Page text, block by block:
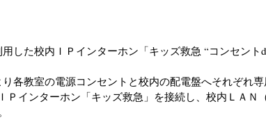
した校内ＩＰインターホン「キッズ救急 “コンセント
各教室の電源コンセントと校内の配電盤へそれぞれ
Ｐインターホン「キッズ救急」を接続し、校内ＬＡ